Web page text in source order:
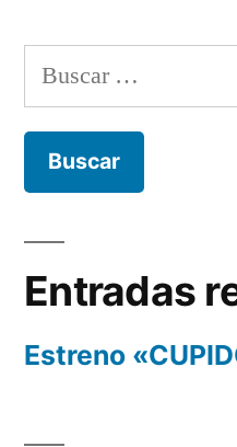
Buscar:
Entradas
Estreno